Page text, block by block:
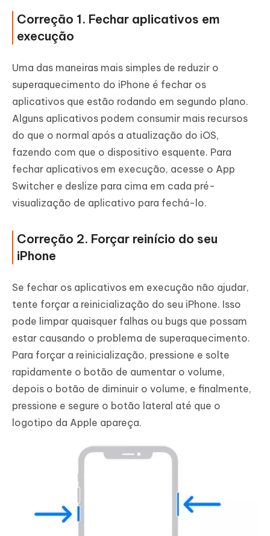
Correção 1. Fechar aplicativos em
execução
Uma das maneiras mais simples de reduzir o
superaquecimento do iPhone é fechar os
aplicativos que estão rodando em segundo plano.
Alguns aplicativos podem consumir mais recursos
do que o normal após a atualização do iOS,
fazendo com que o dispositivo esquente. Para
fechar aplicativos em execução, acesse o App
Switcher e deslize para cima em cada pré-
visualização de aplicativo para fechá-lo.
Correção 2. Forçar reinício do seu
iPhone
Se fechar os aplicativos em execução não ajudar,
tente forçar a reinicialização do seu iPhone. Isso
pode limpar quaisquer falhas ou bugs que possam
estar causando o problema de superaquecimento.
Para forçar a reinicialização, pressione e solte
rapidamente o botão de aumentar o volume,
depois o botão de diminuir o volume, e finalmente,
pressione e segure o botão lateral até que o
logotipo da Apple apareça.